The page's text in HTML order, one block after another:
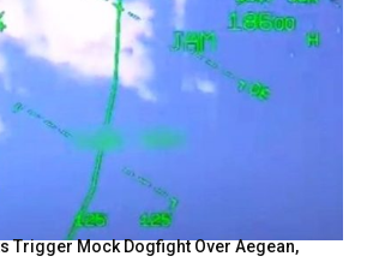
Trigger Mock Dogfight Over Aegean,